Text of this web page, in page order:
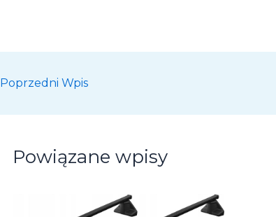
Poprzedni Wpis
Powiązane wpisy